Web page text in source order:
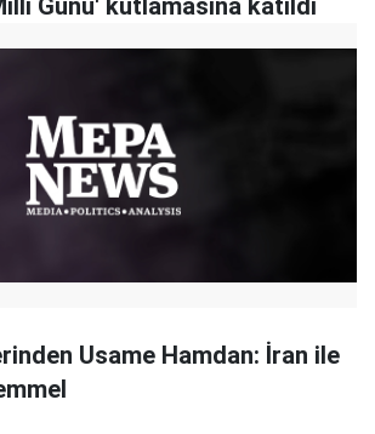
Günü' kutlamasına katıldı
Usame Hamdan: İran ile